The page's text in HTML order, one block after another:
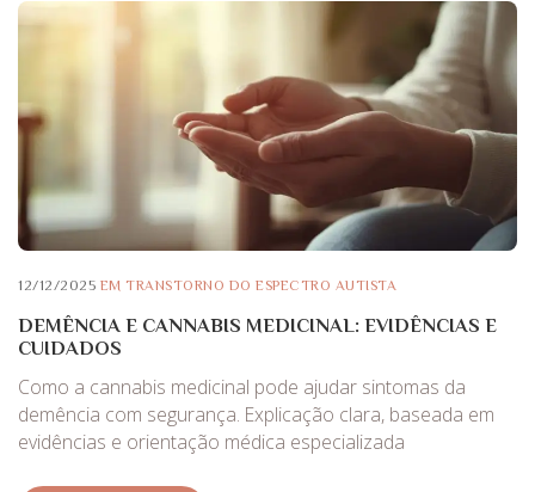
12/12/2025 EM TRANSTORNO DO ESPECTRO AUTISTA
DEMÊNCIA E CANNABIS MEDICINAL: EVIDÊNCIAS E
CUIDADOS
Como a cannabis medicinal pode ajudar sintomas da
demência com segurança. Explicação clara, baseada em
evidências e orientação médica especializada